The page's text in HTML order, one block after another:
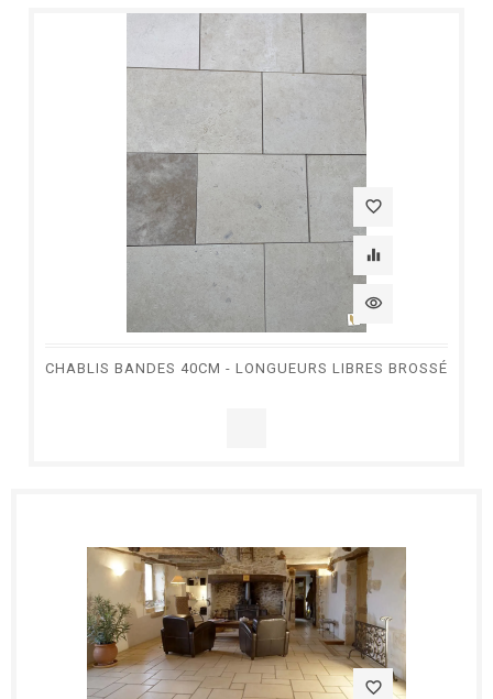
favorite_border
equalizer
visibility
CHABLIS BANDES 40CM - LONGUEURS LIBRES BROSSÉ
favorite_border